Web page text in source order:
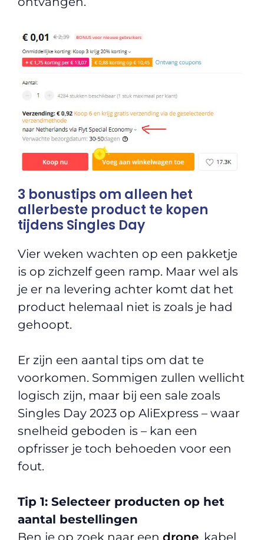
3 bonustips om alleen het
allerbeste product te kopen
tijdens Singles Day
Vier weken wachten op een pakketje
is op zichzelf geen ramp. Maar wel als
je er na levering achter komt dat het
product helemaal niet is zoals je had
gehoopt.
Er zijn een aantal tips om dat te
voorkomen. Sommigen zullen wellicht
logisch zijn, maar bij een sale zoals
Singles Day 2023 op AliExpress – waar
snelheid geboden is – kan een
opfrisser je toch behoeden voor een
fout.
Tip 1: Selecteer producten op het
aantal bestellingen